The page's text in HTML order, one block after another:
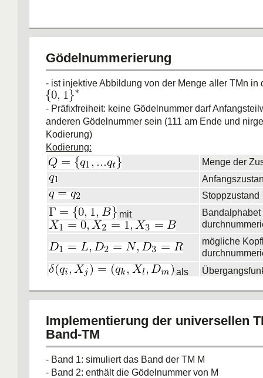
Gödelnummerierung
- ist injektive Abbildung von der Menge aller TMn in
- Präfixfreiheit: keine Gödelnummer darf
anderen Gödelnummer sein (111 am Ende und
Kodierung)
Kodierung:
Menge der
Stoppzustand
mit
Bandalphabet
mögliche
als
<M>=
Kodierung
Implementierung der universellen
Band-TM
- Band 1: simuliert das Band der TM M
- Band 2: enthält die Gödelnummer von M